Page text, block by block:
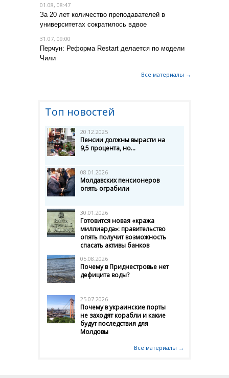
01.08, 08:47
За 20 лет количество преподавателей в
университетах сократилось вдвое
31.07, 09:00
Перчун: Реформа Restart делается по модели
Чили
Все материалы →
Топ новостей
20.12.2025
Пенсии должны вырасти на
9,5 процента, но...
08.01.2026
Молдавских пенсионеров
опять ограбили
30.01.2026
Готовится новая «кража
миллиарда»: правительство
опять получит возможность
спасать активы банков
05.08.2026
Почему в Приднестровье нет
дефицита воды?
25.07.2026
Почему в украинские порты
не заходят корабли и какие
будут последствия для
Молдовы
Все материалы →